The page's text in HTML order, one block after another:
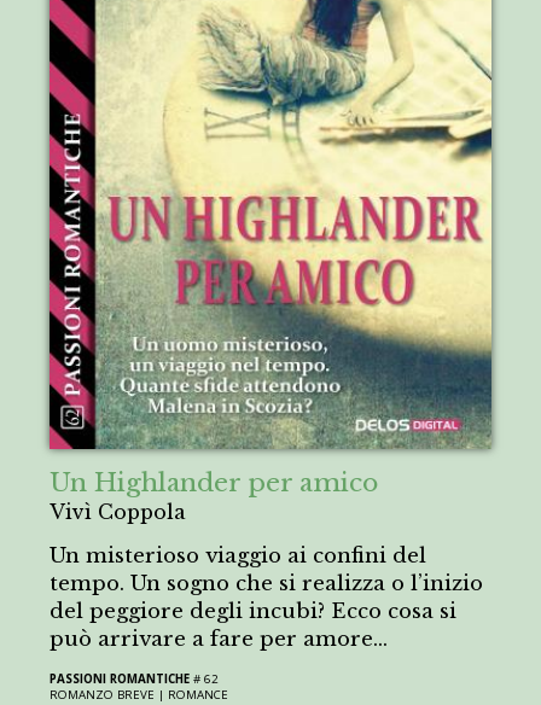
Un Highlander per amico
Vivì Coppola
Un misterioso viaggio ai confini del
tempo. Un sogno che si realizza o l’inizio
del peggiore degli incubi? Ecco cosa si
può arrivare a fare per amore...
PASSIONI ROMANTICHE # 62
ROMANZO BREVE | ROMANCE